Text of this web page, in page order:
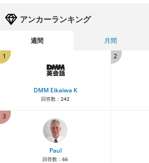
アンカーランキング
週間 月間
1
DMM Eikaiwa K
回答数： 242
2
3
Paul
回答数： 66